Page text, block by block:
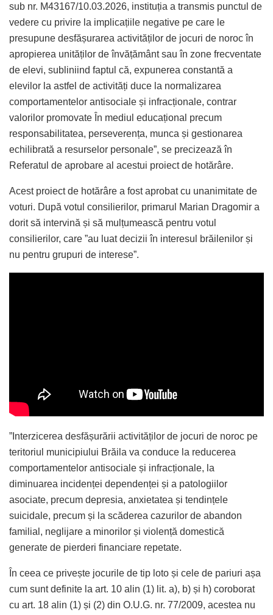
sub nr. M43167/10.03.2026, instituția a transmis punctul de
vedere cu privire la implicațiile negative pe care le
presupune desfășurarea activităților de jocuri de noroc în
apropierea unităților de învățământ sau în zone frecventate
de elevi, subliniind faptul că, expunerea constantă a
elevilor la astfel de activități duce la normalizarea
comportamentelor antisociale și infracționale, contrar
valorilor promovate În mediul educațional precum
responsabilitatea, perseverența, munca și gestionarea
echilibrată a resurselor personale”, se precizează în
Referatul de aprobare al acestui proiect de hotărâre.
Acest proiect de hotărâre a fost aprobat cu unanimitate de
voturi. După votul consilierilor, primarul Marian Dragomir a
dorit să intervină și să mulțumească pentru votul
consilierilor, care ”au luat decizii în interesul brăilenilor și
nu pentru grupuri de interese”.
”Interzicerea desfășurării activităților de jocuri de noroc pe
teritoriul municipiului Brăila va conduce la reducerea
comportamentelor antisociale și infracționale, la
diminuarea incidenței dependenței și a patologiilor
asociate, precum depresia, anxietatea și tendințele
suicidale, precum și la scăderea cazurilor de abandon
familial, neglijare a minorilor și violență domestică
generate de pierderi financiare repetate.
În ceea ce privește jocurile de tip loto și cele de pariuri așa
cum sunt definite la art. 10 alin (1) lit. a), b) și h) coroborat
cu art. 18 alin (1) și (2) din O.U.G. nr. 77/2009, acestea nu